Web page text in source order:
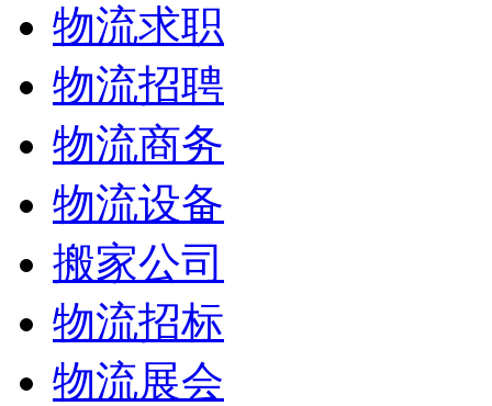
物流求职
物流招聘
物流商务
物流设备
搬家公司
物流招标
物流展会